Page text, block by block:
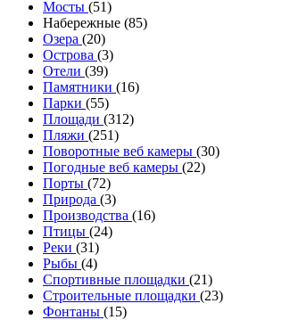
Мосты (51)
Набережные (85)
Озера (20)
Острова (3)
Отели (39)
Памятники (16)
Парки (55)
Площади (312)
Пляжи (251)
Поворотные веб камеры (30)
Погодные веб камеры (22)
Порты (72)
Природа (3)
Производства (16)
Птицы (24)
Реки (31)
Рыбы (4)
Спортивные площадки (21)
Строительные площадки (23)
Фонтаны (15)